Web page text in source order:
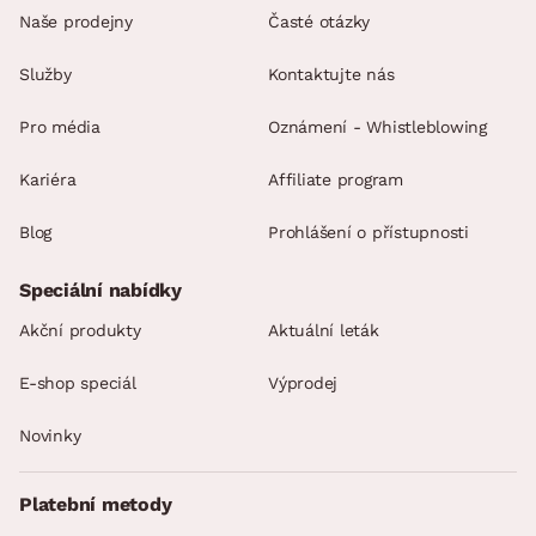
Naše prodejny
Služby
Pro média
Kariéra
Blog
Časté otázky
Kontaktujte nás
Oznámení - Whistleblowing
Affiliate program
Prohlášení o přístupnosti
Speciální nabídky
Akční produkty Aktuální leták
E-shop speciál Výprodej
Novinky
Platební metody